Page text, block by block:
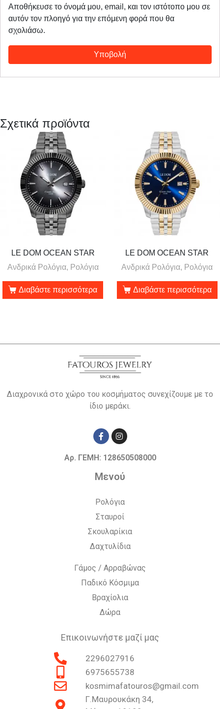
Αποθήκευσε το όνομά μου, email, και τον ιστότοπο μου σε
αυτόν τον πλοηγό για την επόμενη φορά που θα
σχολιάσω.
Σχετικά προϊόντα
LE DOM OCEAN STAR
Ανδρικά Ρολόγια, Ρολόγια
Διαβάστε περισσότερα
LE DOM OCEAN STAR
Ανδρικά Ρολόγια, Ρολόγια
Διαβάστε περισσότερα
Διαχρονικά στο χώρο του κοσμήματος συνεχίζουμε με το
ίδιο μεράκι.
Αρ. ΓΕΜΗ: 128650508000
Μενού
Ρολόγια
Σταυροί
Σκουλαρίκια
Δαχτυλίδια
Γάμος / Αρραβώνας
Παδικό Κόσμιμα
Βραχίολια
Δώρα
Επικοινωνήστε μαζί μας
2296027916
6975655738
kosmimafatouros@gmail.com
Γ.Μαυρουκάκη 34,